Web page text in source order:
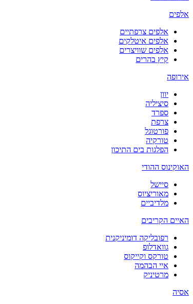
אלפים
אלפים צרפתיים
אלפים איטלקים
אלפים שוויצרים
קיץ בהרים
אירופה
יוון
סיציליה
ספרד
צרפת
פורטוגל
טורקיה
הפלגות בים התיכון
האוקינוס ההודי
סיישל
מאוריציוס
מלדיביים
האיים הקריבים
רפובליקה דומיניקנית
גוואדלופ
טורקס וקייקוס
איי הבהמה
מרטיניק
אסיה